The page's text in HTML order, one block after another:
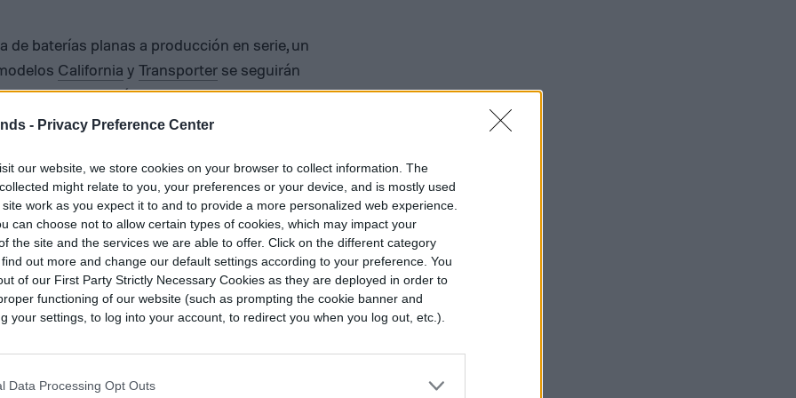
- Privacy Preference Center
our website, we store cookies on your browser to collect information. The
might relate to you, your preferences or your device, and is mostly used
work as you expect it to and to provide a more personalized web experience.
can choose not to allow certain types of cookies, which may impact your
the site and the services we are able to offer. Click on the different category
out more and change our default settings according to your preference. You
of our First Party Strictly Necessary Cookies as they are deployed in order to
functioning of our website (such as prompting the cookie banner and
your settings, to log into your account, to redirect you when you log out, etc.).
Data Processing Opt Outs
de baterías planas a producción en serie, un
California y Transporter se seguirán
de combustión”, dijo el Dr. Volkmar
de VW.
que circulará por las calles será muy
Dr. Tanneberger. Aunque a algunos les
un producto al parecer destinado a un nicho
modelo ecológico, y la publicidad que
mejorar su imagen luego del escándalo
introducirá 20 vehículos eléctricos y/o
Es de esperar, entonces, que algunos modelos
una versión eléctrica. Es muy probable que el